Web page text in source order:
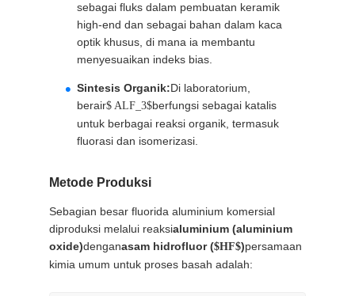
sebagai fluks dalam pembuatan keramik
high-end dan sebagai bahan dalam kaca
optik khusus, di mana ia membantu
menyesuaikan indeks bias.
Sintesis Organik:Di laboratorium,
berair$ ALF_3$berfungsi sebagai katalis
untuk berbagai reaksi organik, termasuk
fluorasi dan isomerizasi.
Metode Produksi
Sebagian besar fluorida aluminium komersial
diproduksi melalui reaksialuminium (aluminium
oxide)denganasam hidrofluor ($HF$)persamaan
kimia umum untuk proses basah adalah: